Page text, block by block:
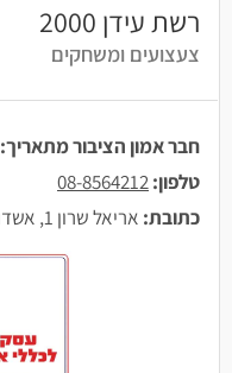
רשת עידן 2000
צעצועים ומשחקים
חבר אמון הציבור מתאריך:
טלפון:08-8564212
כתובת: אריאל שרון 1, אשדוד